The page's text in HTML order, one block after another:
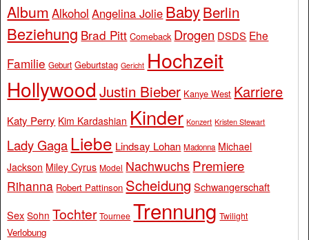
Album Alkohol Angelina Jolie BabyBerlin
Beziehung Brad Pitt Comeback Drogen DSDS Ehe
Familie Geburt Geburtstag Gericht Hochzeit
Hollywood Justin Bieber Kanye West Karriere
Katy Perry Kim Kardashian Kinder Konzert Kristen Stewart
Lady Gaga Liebe Lindsay Lohan Madonna Michael
Jackson Miley Cyrus Model Nachwuchs Premiere
Rihanna Robert Pattinson Scheidung Schwangerschaft
Sex Sohn Tochter Tournee Trennung Twilight
Verlobung